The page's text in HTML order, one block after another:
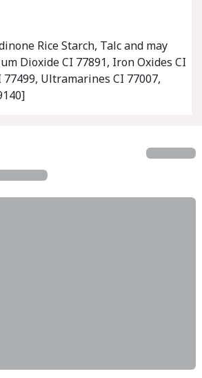
Rice Starch, Talc and may
Dioxide CI 77891, Iron Oxides CI
77499, Ultramarines CI 77007,